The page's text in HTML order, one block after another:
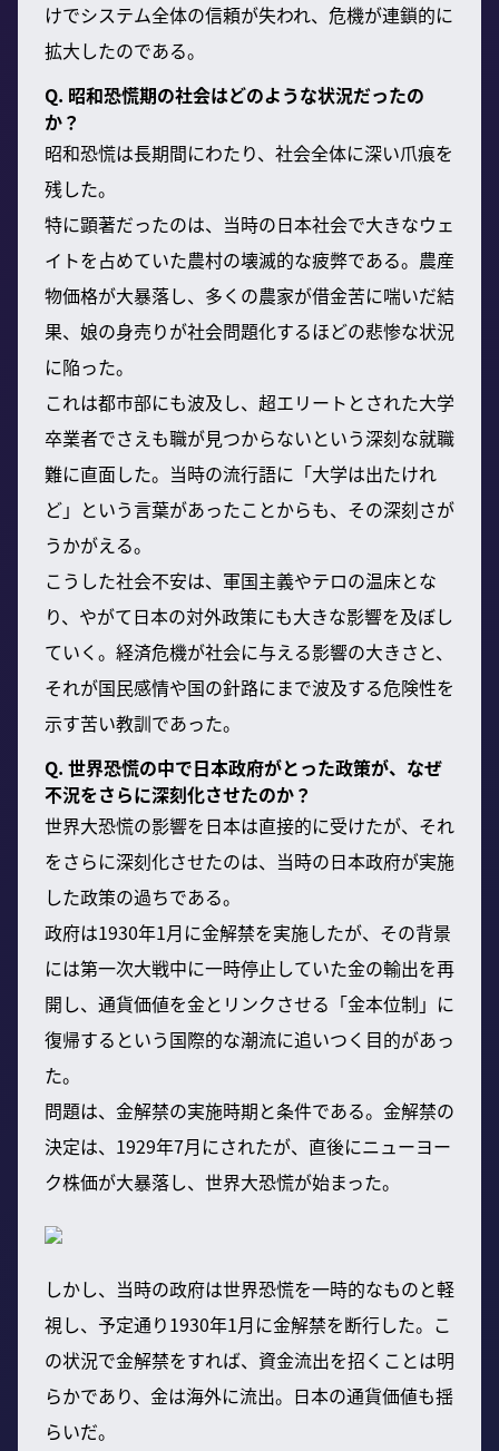
けでシステム全体の信頼が失われ、危機が連鎖的に
拡大したのである。
Q. 昭和恐慌期の社会はどのような状況だったの
か？
昭和恐慌は長期間にわたり、社会全体に深い爪痕を
残した。
特に顕著だったのは、当時の日本社会で大きなウェ
イトを占めていた農村の壊滅的な疲弊である。農産
物価格が大暴落し、多くの農家が借金苦に喘いだ結
果、娘の身売りが社会問題化するほどの悲惨な状況
に陥った。
これは都市部にも波及し、超エリートとされた大学
卒業者でさえも職が見つからないという深刻な就職
難に直面した。当時の流行語に「大学は出たけれ
ど」という言葉があったことからも、その深刻さが
うかがえる。
こうした社会不安は、軍国主義やテロの温床とな
り、やがて日本の対外政策にも大きな影響を及ぼし
ていく。経済危機が社会に与える影響の大きさと、
それが国民感情や国の針路にまで波及する危険性を
示す苦い教訓であった。
Q. 世界恐慌の中で日本政府がとった政策が、なぜ
不況をさらに深刻化させたのか？
世界大恐慌の影響を日本は直接的に受けたが、それ
をさらに深刻化させたのは、当時の日本政府が実施
した政策の過ちである。
政府は1930年1月に金解禁を実施したが、その背景
には第一次大戦中に一時停止していた金の輸出を再
開し、通貨価値を金とリンクさせる「金本位制」に
復帰するという国際的な潮流に追いつく目的があっ
た。
問題は、金解禁の実施時期と条件である。金解禁の
決定は、1929年7月にされたが、直後にニューヨー
ク株価が大暴落し、世界大恐慌が始まった。
しかし、当時の政府は世界恐慌を一時的なものと軽
視し、予定通り1930年1月に金解禁を断行した。こ
の状況で金解禁をすれば、資金流出を招くことは明
らかであり、金は海外に流出。日本の通貨価値も揺
らいだ。